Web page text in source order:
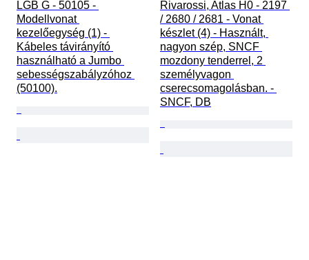
LGB G - 50105 -
Modellvonat
kezelőegység (1) -
Kábeles távirányító
használható a Jumbo
sebességszabályzóhoz
(50100).
Rivarossi, Atlas H0 - 2197
/ 2680 / 2681 - Vonat
készlet (4) - Használt,
nagyon szép, SNCF
mozdony tenderrel, 2
személyvagon
cserecsomagolásban. -
SNCF, DB